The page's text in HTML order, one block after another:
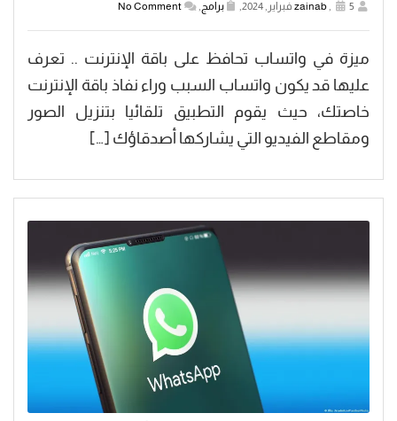
zainab, 5 فبراير, 2024, برامج,
No Comment
ميزة في واتساب تحافظ على باقة الإنترنت .. تعرف
عليها قد يكون واتساب السبب وراء نفاذ باقة الإنترنت
خاصتك، حيث يقوم التطبيق تلقائيا بتنزيل الصور
ومقاطع الفيديو التي يشاركها أصدقاؤك […]